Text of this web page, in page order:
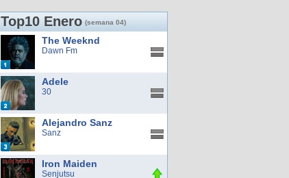
Top10 Enero (semana 04)
The Weeknd
Dawn Fm
Adele
30
Alejandro Sanz
Sanz
Iron Maiden
Senjutsu